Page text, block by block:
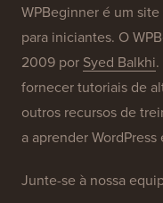
WPBeginner é um
para iniciantes. O
2009 por Syed Balkhi
fornecer tutoriais de
outros recursos de
a aprender
Junte-se à nossa